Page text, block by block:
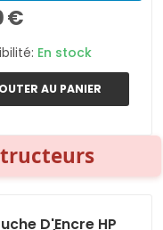
€
En stock
AU PANIER
D'Encre HP